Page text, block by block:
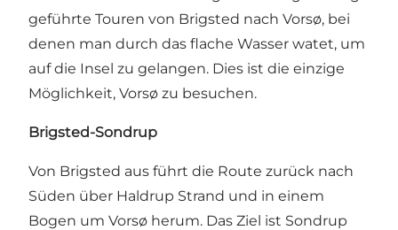
geführte Touren von Brigsted nach Vorsø, bei
denen man durch das flache Wasser watet, um
auf die Insel zu gelangen. Dies ist die einzige
Möglichkeit, Vorsø zu besuchen.
Brigsted-Sondrup
Von Brigsted aus führt die Route zurück nach
Süden über Haldrup Strand und in einem
Bogen um Vorsø herum. Das Ziel ist Sondrup